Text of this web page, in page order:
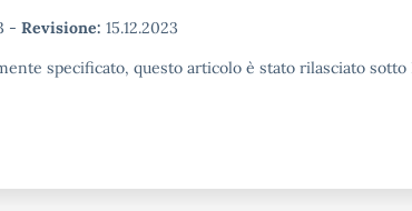
- Revisione: 15.12.2023
specificato, questo articolo è stato rilasciato